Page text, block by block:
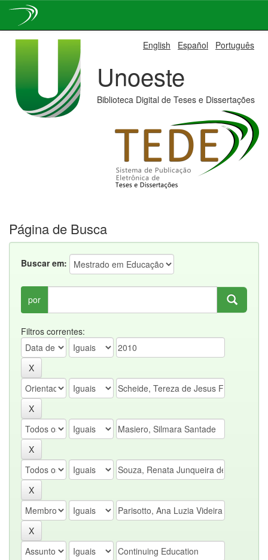
English Español Português
Unoeste
Biblioteca Digital de Teses e Dissertações
Página de Busca
Buscar em:
por
Filtros correntes: